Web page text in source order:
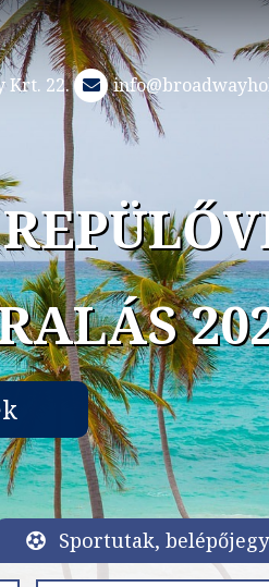
Krt. 22.
Sportutak,